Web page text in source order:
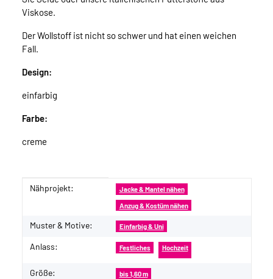
Viskose.
Der Wollstoff ist nicht so schwer und hat einen weichen
Fall.
Design:
einfarbig
Farbe:
creme
Produkteigenschaft
Wert
Nähprojekt: Jacke & Mantel nähen
Anzug & Kostüm nähen
Muster & Motive: Einfarbig & Uni
Anlass: Festliches Hochzeit
Größe: bis 1,60 m